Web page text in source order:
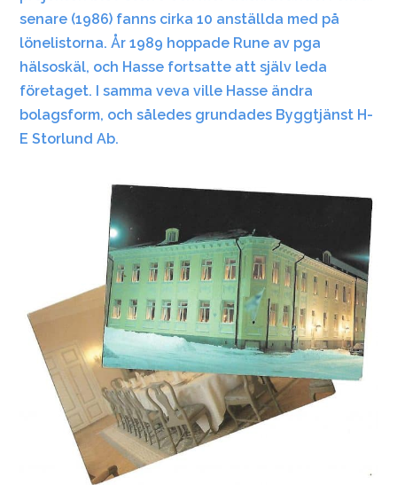
senare (1986) fanns cirka 10 anställda med på
lönelistorna. År 1989 hoppade Rune av pga
hälsoskäl, och Hasse fortsatte att själv leda
företaget. I samma veva ville Hasse ändra
bolagsform, och således grundades Byggtjänst H-
E Storlund Ab.